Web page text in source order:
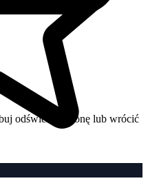
odświeżyć stronę lub wrócić